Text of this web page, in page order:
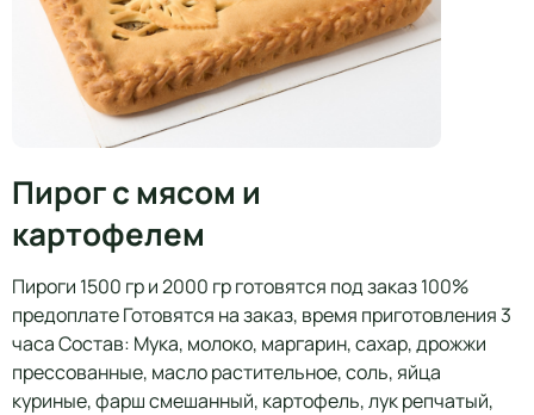
Пирог с мясом и
картофелем
Пироги 1500 гр и 2000 гр готовятся под заказ 100%
предоплате Готовятся на заказ, время приготовления 3
часа Состав: Мука, молоко, маргарин, сахар, дрожжи
прессованные, масло растительное, соль, яйца
куриные, фарш смешанный, картофель, лук репчатый,